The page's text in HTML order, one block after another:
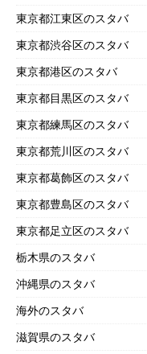
東京都江東区のスタバ
東京都渋谷区のスタバ
東京都港区のスタバ
東京都目黒区のスタバ
東京都練馬区のスタバ
東京都荒川区のスタバ
東京都葛飾区のスタバ
東京都豊島区のスタバ
東京都足立区のスタバ
栃木県のスタバ
沖縄県のスタバ
海外のスタバ
滋賀県のスタバ